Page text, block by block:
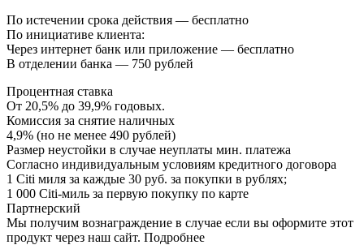
По истечении срока действия — бесплатно
По инициативе клиента:
Через интернет банк или приложение — бесплатно
В отделении банка — 750 рублей
Процентная ставка
От 20,5% до 39,9% годовых.
Комиссия за снятие наличных
4,9% (но не менее 490 рублей)
Размер неустойки в случае неуплаты мин. платежа
Согласно индивидуальным условиям кредитного договора
1 Citi миля за каждые 30 руб. за покупки в рублях;
1 000 Citi-миль за первую покупку по карте
Партнерский
Мы получим вознаграждение в случае если вы оформите этот
продукт через наш сайт. Подробнее